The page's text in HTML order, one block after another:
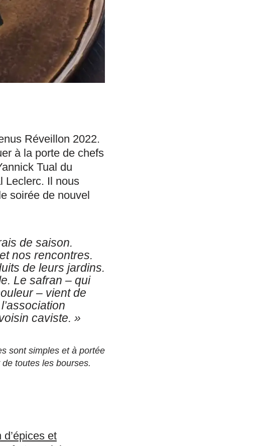
Réveillon 2022.
à la porte de chefs
Tual du
Leclerc. Il nous
soirée de nouvel
de saison.
nos rencontres.
de leurs jardins.
Le safran – qui
– vient de
caviste. »
sont simples et à portée
toutes les bourses.
d’épices et